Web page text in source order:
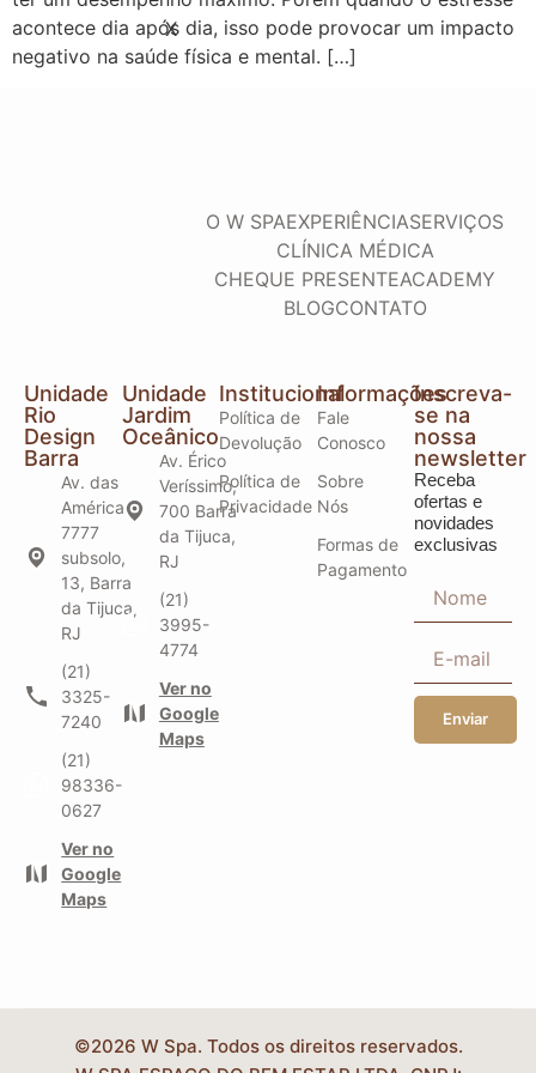
X
acontece dia após dia, isso pode provocar um impacto
negativo na saúde física e mental. […]
O W SPAEXPERIÊNCIASERVIÇOS
CLÍNICA MÉDICA
CHEQUE PRESENTEACADEMY
BLOGCONTATO
Unidade
Rio
Design
Barra
Av. das
Américas,
7777
subsolo,
13, Barra
da Tijuca,
RJ
(21)
3325-
7240
(21)
98336-
0627
Ver no
Google
Maps
Unidade
Jardim
Oceânico
Av. Érico
Veríssimo,
700 Barra
da Tijuca,
RJ
(21)
3995-
4774
Ver no
Google
Maps
Institucional
Política de
Devolução
Política de
Privacidade
Informações
Fale
Conosco
Sobre
Nós
Formas de
Pagamento
Inscreva-
se na
nossa
newsletter
Receba
ofertas e
novidades
exclusivas
Enviar
©2026 W Spa. Todos os direitos reservados.